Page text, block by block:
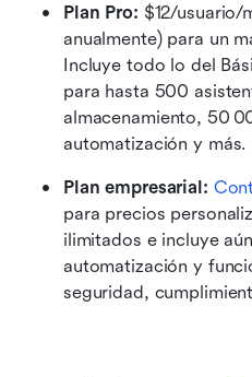
Plan Pro: $12/usuario/
anualmente) para un
Incluye todo lo del
para hasta 500
almacenamiento, 50
automatización y más.
Plan empresarial:
para precios
ilimitados e incluye
automatización y
seguridad,